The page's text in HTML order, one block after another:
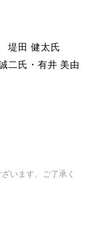
堤田 健太氏
氏・有井 美由
います、ご了承く